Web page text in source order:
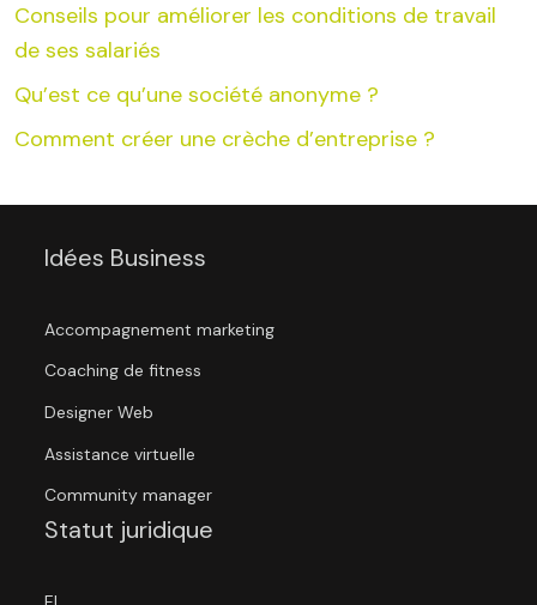
Conseils pour améliorer les conditions de travail
de ses salariés
Qu’est ce qu’une société anonyme ?
Comment créer une crèche d’entreprise ?
Idées Business
Accompagnement marketing
Coaching de fitness
Designer Web
Assistance virtuelle
Community manager
Statut juridique